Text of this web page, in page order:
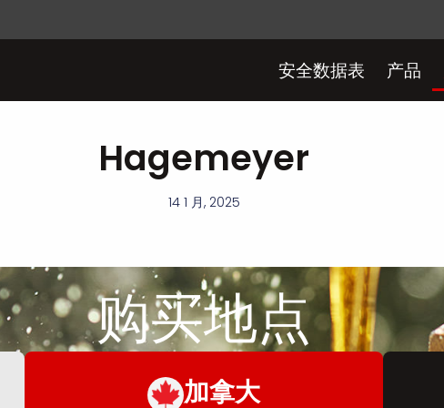
安全数据表 产品
Hagemeyer
14 1 月, 2025
购买地点
加拿大